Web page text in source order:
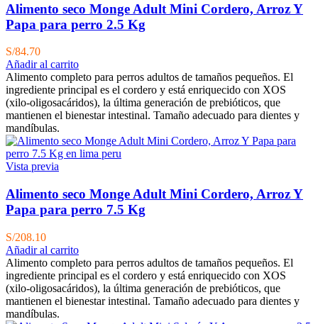
Alimento seco Monge Adult Mini Cordero, Arroz Y
Papa para perro 2.5 Kg
S/84.70
Añadir al carrito
Alimento completo para perros adultos de tamaños pequeños. El
ingrediente principal es el cordero y está enriquecido con XOS
(xilo-oligosacáridos), la última generación de prebióticos, que
mantienen el bienestar intestinal. Tamaño adecuado para dientes y
mandíbulas.
Vista previa
Alimento seco Monge Adult Mini Cordero, Arroz Y
Papa para perro 7.5 Kg
S/208.10
Añadir al carrito
Alimento completo para perros adultos de tamaños pequeños. El
ingrediente principal es el cordero y está enriquecido con XOS
(xilo-oligosacáridos), la última generación de prebióticos, que
mantienen el bienestar intestinal. Tamaño adecuado para dientes y
mandíbulas.